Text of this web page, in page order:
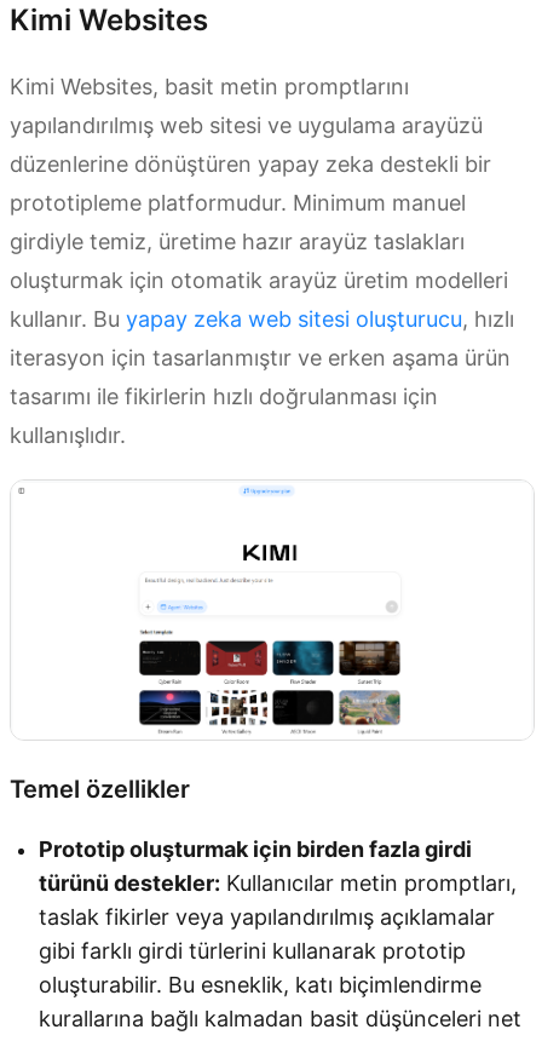
Kimi Websites
Kimi Websites, basit metin promptlarını
yapılandırılmış web sitesi ve uygulama arayüzü
düzenlerine dönüştüren yapay zeka destekli bir
prototipleme platformudur. Minimum manuel
girdiyle temiz, üretime hazır arayüz taslakları
oluşturmak için otomatik arayüz üretim modelleri
kullanır. Bu yapay zeka web sitesi oluşturucu, hızlı
iterasyon için tasarlanmıştır ve erken aşama ürün
tasarımı ile fikirlerin hızlı doğrulanması için
kullanışlıdır.
Temel özellikler
Prototip oluşturmak için birden fazla girdi
türünü destekler: Kullanıcılar metin promptları,
taslak fikirler veya yapılandırılmış açıklamalar
gibi farklı girdi türlerini kullanarak prototip
oluşturabilir. Bu esneklik, katı biçimlendirme
kurallarına bağlı kalmadan basit düşünceleri net